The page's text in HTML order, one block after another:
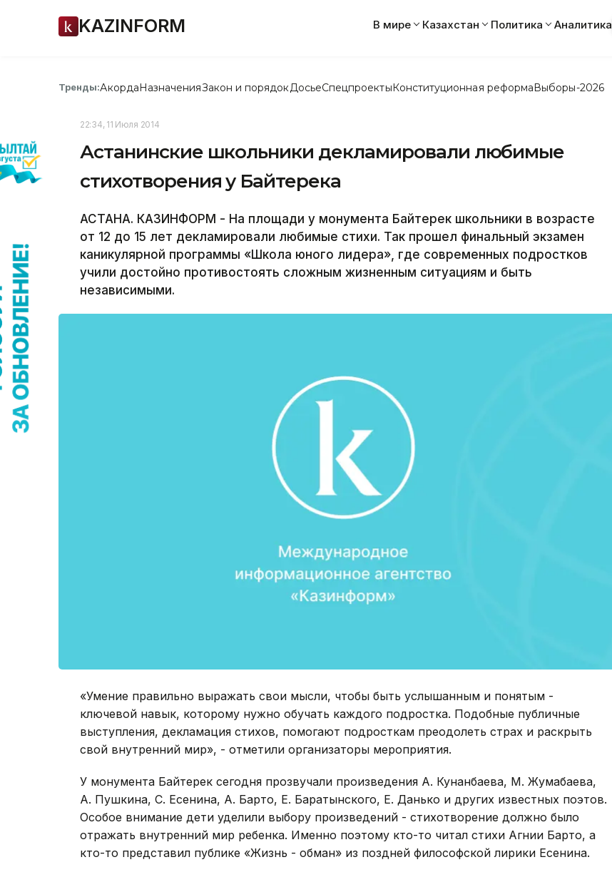
KAZINFORM В мире Казахстан Политика Аналитика
Тренды:АкордаНазначенияЗакон и порядок ДосьеСпецпроектыКонституционная реформаВыборы-2026
22:34, 11 Июля 2014
Астанинские школьники декламировали любимые
стихотворения у Байтерека
АСТАНА. КАЗИНФОРМ - На площади у монумента Байтерек школьники в возрасте
от 12 до 15 лет декламировали любимые стихи. Так прошел финальный экзамен
каникулярной программы «Школа юного лидера», где современных подростков
учили достойно противостоять сложным жизненным ситуациям и быть
независимыми.
«Умение правильно выражать свои мысли, чтобы быть услышанным и понятым -
ключевой навык, которому нужно обучать каждого подростка. Подобные публичные
выступления, декламация стихов, помогают подросткам преодолеть страх и раскрыть
свой внутренний мир», - отметили организаторы мероприятия.
У монумента Байтерек сегодня прозвучали произведения А. Кунанбаева, М. Жумабаева,
А. Пушкина, С. Есенина, А. Барто, Е. Баратынского, Е. Данько и других известных поэтов.
Особое внимание дети уделили выбору произведений - стихотворение должно было
отражать внутренний мир ребенка. Именно поэтому кто-то читал стихи Агнии Барто, а
кто-то представил публике «Жизнь - обман» из поздней философской лирики Есенина.